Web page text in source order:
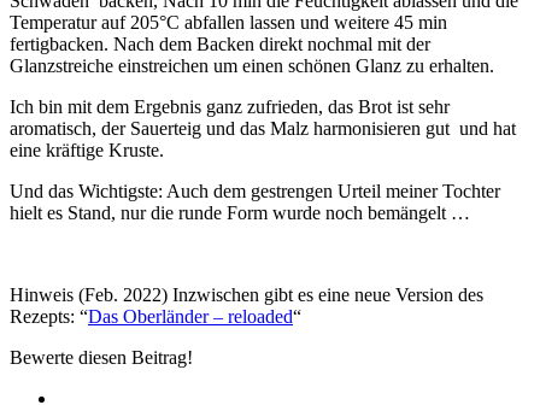
Temperatur auf 205°C abfallen lassen und weitere 45 min
fertigbacken. Nach dem Backen direkt nochmal mit der
Glanzstreiche einstreichen um einen schönen Glanz zu erhalten.
Ich bin mit dem Ergebnis ganz zufrieden, das Brot ist sehr
aromatisch, der Sauerteig und das Malz harmonisieren gut und hat
eine kräftige Kruste.
Und das Wichtigste: Auch dem gestrengen Urteil meiner Tochter
hielt es Stand, nur die runde Form wurde noch bemängelt …
Hinweis (Feb. 2022) Inzwischen gibt es eine neue Version des
Rezepts: “Das Oberländer – reloaded“
Bewerte diesen Beitrag!